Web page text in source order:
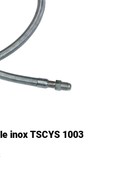
inox TSCYS 1003